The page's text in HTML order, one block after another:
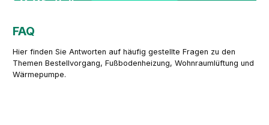
FAQ
Hier finden Sie Antworten auf häufig gestellte Fragen zu den
Themen Bestellvorgang, Fußbodenheizung, Wohnraumlüftung und
Wärmepumpe.